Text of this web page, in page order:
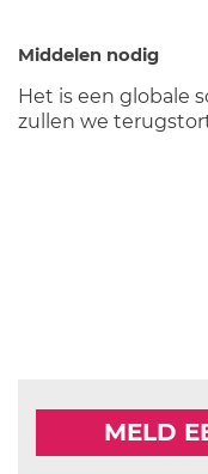
Middelen nodig
Het is een globale
zullen we
MELD